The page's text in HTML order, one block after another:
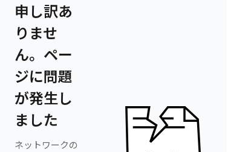
申し訳あ
りませ
ん。ペー
ジに問題
が発生し
ました
ネットワークの